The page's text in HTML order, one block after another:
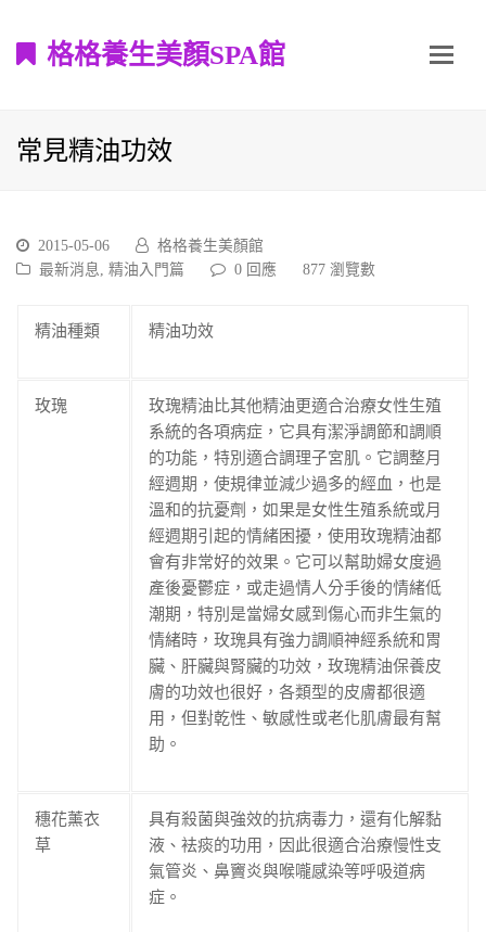
格格養生美顏SPA館
常見精油功效
2015-05-06
格格養生美顏館
最新消息, 精油入門篇 0 回應 877 瀏覽數
精油種類 精油功效
玫瑰
玫瑰精油比其他精油更適合治療女性生殖
系統的各項病症，它具有潔淨調節和調順
的功能，特別適合調理子宮肌。它調整月
經週期，使規律並減少過多的經血，也是
溫和的抗憂劑，如果是女性生殖系統或月
經週期引起的情緒困擾，使用玫瑰精油都
會有非常好的效果。它可以幫助婦女度過
產後憂鬱症，或走過情人分手後的情緒低
潮期，特別是當婦女感到傷心而非生氣的
情緒時，玫瑰具有強力調順神經系統和胃
臟、肝臟與腎臟的功效，玫瑰精油保養皮
膚的功效也很好，各類型的皮膚都很適
用，但對乾性、敏感性或老化肌膚最有幫
助。
穗花薰衣
草
具有殺菌與強效的抗病毒力，還有化解黏
液、袪痰的功用，因此很適合治療慢性支
氣管炎、鼻竇炎與喉嚨感染等呼吸道病
症。